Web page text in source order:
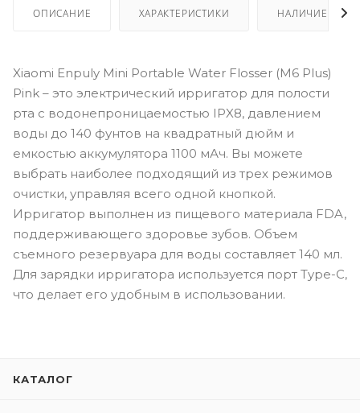
ОПИСАНИЕ ХАРАКТЕРИСТИКИ НАЛИЧИЕ
Xiaomi Enpuly Mini Portable Water Flosser (M6 Plus)
Pink – это электрический ирригатор для полости
рта с водонепроницаемостью IPX8, давлением
воды до 140 фунтов на квадратный дюйм и
емкостью аккумулятора 1100 мАч. Вы можете
выбрать наиболее подходящий из трех режимов
очистки, управляя всего одной кнопкой.
Ирригатор выполнен из пищевого материала FDA,
поддерживающего здоровье зубов. Объем
съемного резервуара для воды составляет 140 мл.
Для зарядки ирригатора используется порт Type-C,
что делает его удобным в использовании.
КАТАЛОГ